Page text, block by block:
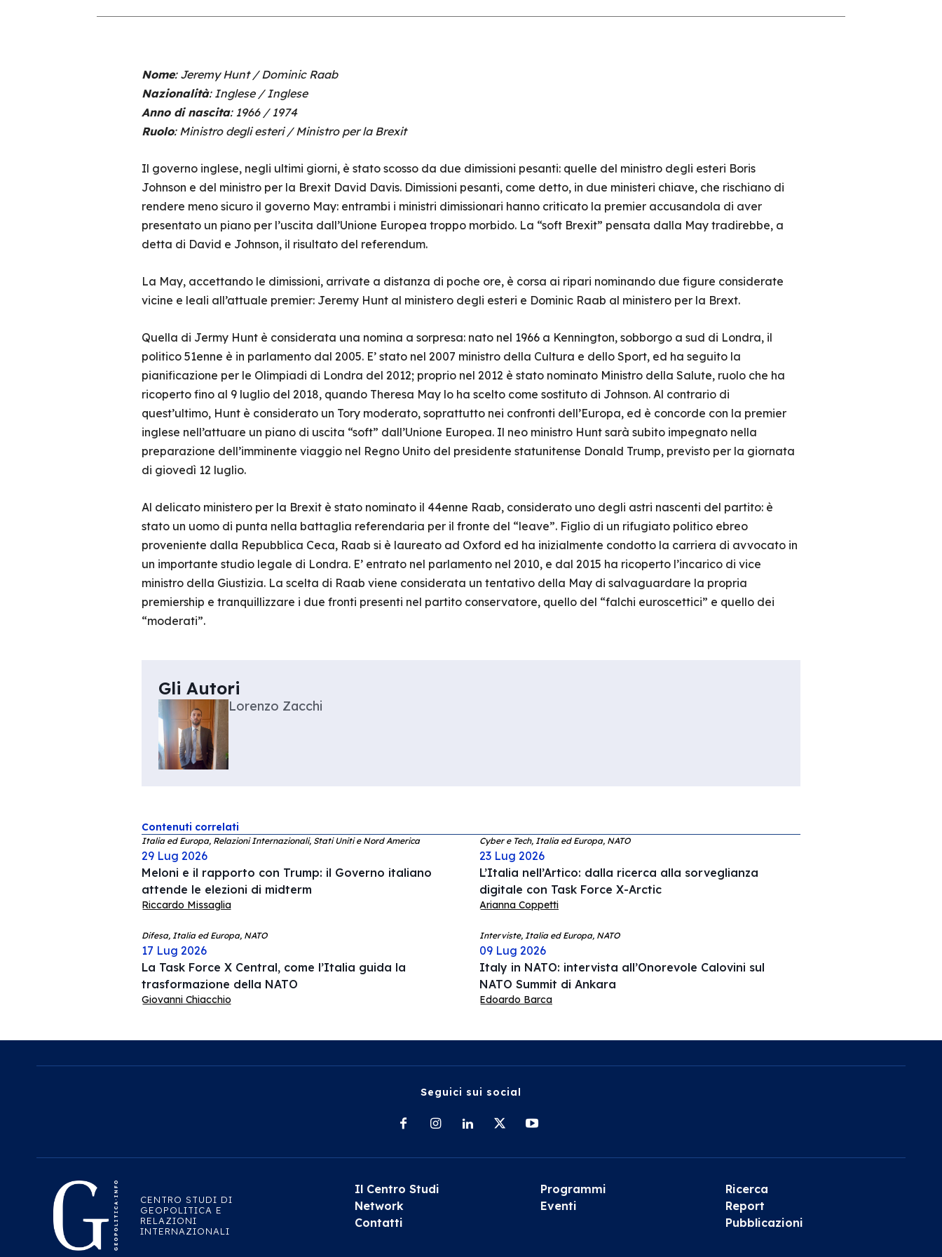
Nome: Jeremy Hunt / Dominic Raab
Nazionalità: Inglese / Inglese
Anno di nascita: 1966 / 1974
Ruolo: Ministro degli esteri / Ministro per la Brexit
Il governo inglese, negli ultimi giorni, è stato scosso da due dimissioni pesanti: quelle del ministro degli esteri Boris
Johnson e del ministro per la Brexit David Davis. Dimissioni pesanti, come detto, in due ministeri chiave, che rischiano di
rendere meno sicuro il governo May: entrambi i ministri dimissionari hanno criticato la premier accusandola di aver
presentato un piano per l’uscita dall’Unione Europea troppo morbido. La “soft Brexit” pensata dalla May tradirebbe, a
detta di David e Johnson, il risultato del referendum.
La May, accettando le dimissioni, arrivate a distanza di poche ore, è corsa ai ripari nominando due figure considerate
vicine e leali all’attuale premier: Jeremy Hunt al ministero degli esteri e Dominic Raab al ministero per la Brext.
Quella di Jermy Hunt è considerata una nomina a sorpresa: nato nel 1966 a Kennington, sobborgo a sud di Londra, il
politico 51enne è in parlamento dal 2005. E’ stato nel 2007 ministro della Cultura e dello Sport, ed ha seguito la
pianificazione per le Olimpiadi di Londra del 2012; proprio nel 2012 è stato nominato Ministro della Salute, ruolo che ha
ricoperto fino al 9 luglio del 2018, quando Theresa May lo ha scelto come sostituto di Johnson. Al contrario di
quest’ultimo, Hunt è considerato un Tory moderato, soprattutto nei confronti dell’Europa, ed è concorde con la premier
inglese nell’attuare un piano di uscita “soft” dall’Unione Europea. Il neo ministro Hunt sarà subito impegnato nella
preparazione dell’imminente viaggio nel Regno Unito del presidente statunitense Donald Trump, previsto per la giornata
di giovedì 12 luglio.
Al delicato ministero per la Brexit è stato nominato il 44enne Raab, considerato uno degli astri nascenti del partito: è
stato un uomo di punta nella battaglia referendaria per il fronte del “leave”. Figlio di un rifugiato politico ebreo
proveniente dalla Repubblica Ceca, Raab si è laureato ad Oxford ed ha inizialmente condotto la carriera di avvocato in
un importante studio legale di Londra. E’ entrato nel parlamento nel 2010, e dal 2015 ha ricoperto l’incarico di vice
ministro della Giustizia. La scelta di Raab viene considerata un tentativo della May di salvaguardare la propria
premiership e tranquillizzare i due fronti presenti nel partito conservatore, quello del “falchi euroscettici” e quello dei
“moderati”.
Gli Autori
Lorenzo Zacchi
Contenuti correlati
Italia ed Europa, Relazioni Internazionali, Stati Uniti e Nord America
29 Lug 2026
Meloni e il rapporto con Trump: il Governo italiano
attende le elezioni di midterm
Riccardo Missaglia
Cyber e Tech, Italia ed Europa, NATO
23 Lug 2026
L’Italia nell’Artico: dalla ricerca alla sorveglianza
digitale con Task Force X-Arctic
Arianna Coppetti
Difesa, Italia ed Europa, NATO
17 Lug 2026
La Task Force X Central, come l’Italia guida la
trasformazione della NATO
Giovanni Chiacchio
Interviste, Italia ed Europa, NATO
09 Lug 2026
Italy in NATO: intervista all’Onorevole Calovini sul
NATO Summit di Ankara
Edoardo Barca
Seguici sui social
CENTRO STUDI DI
GEOPOLITICA E
RELAZIONI
INTERNAZIONALI
Il Centro Studi
Network
Contatti
Programmi
Eventi
Ricerca
Report
Pubblicazioni